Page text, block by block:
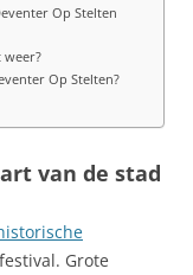
Op Stelten
weer?
Op Stelten?
van de stad
Grote